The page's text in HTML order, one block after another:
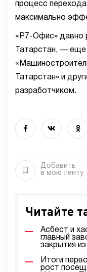
процесс
максимально
«Р7-Офис» давно
Татарстан, — еще
Татарстан» и
разработчиком.
Добавить
в мою ленту
Читайте
Асбест и
главный
закрытия
Итоги
рост